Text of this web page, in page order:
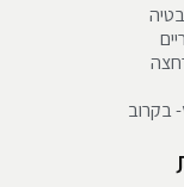
בקרוב